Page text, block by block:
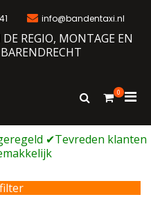
info@bandentaxi.nl
REGIO, MONTAGE EN
Bandengarage met eigen webshop
Toon
0
voor